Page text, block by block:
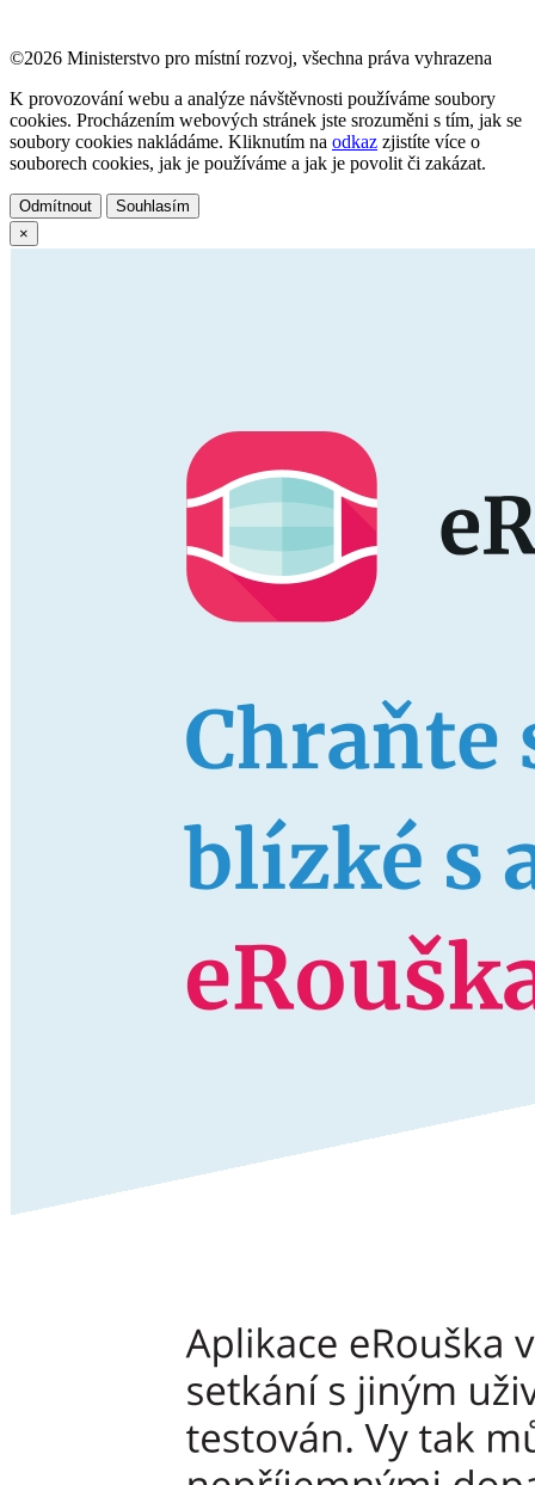
©2026 Ministerstvo pro místní rozvoj, všechna práva vyhrazena
K provozování webu a analýze návštěvnosti používáme soubory
cookies. Procházením webových stránek jste srozuměni s tím, jak se
soubory cookies nakládáme. Kliknutím na odkaz zjistíte více o
souborech cookies, jak je používáme a jak je povolit či zakázat.
Odmítnout
Souhlasím
×